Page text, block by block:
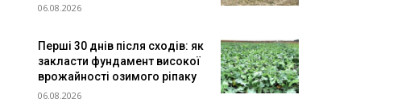
06.08.2026
Перші 30 днів після сходів: як
закласти фундамент високої
врожайності озимого ріпаку
06.08.2026